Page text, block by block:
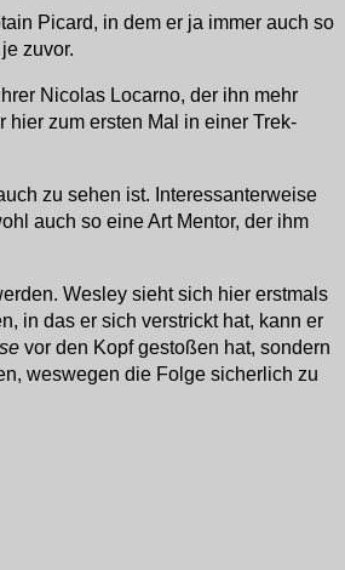
Picard, in dem er ja immer auch so
zuvor.
Nicolas Locarno, der ihn mehr
hier zum ersten Mal in einer Trek-
zu sehen ist. Interessanterweise
auch so eine Art Mentor, der ihm
Wesley sieht sich hier erstmals
in das er sich verstrickt hat, kann er
vor den Kopf gestoßen hat, sondern
weswegen die Folge sicherlich zu